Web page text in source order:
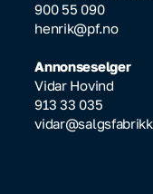
900 55 090
henrik@pf.no
Annonseselger
Vidar Hovind
913 33 035